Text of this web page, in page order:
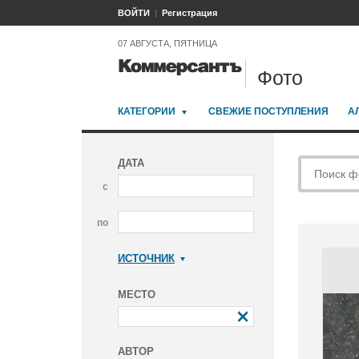
ВОЙТИ Регистрация
07 АВГУСТА, ПЯТНИЦА
Фото
КАТЕГОРИИ СВЕЖИЕ ПОСТУПЛЕНИЯ
ДАТА
с
по
ИСТОЧНИК
МЕСТО
АВТОР